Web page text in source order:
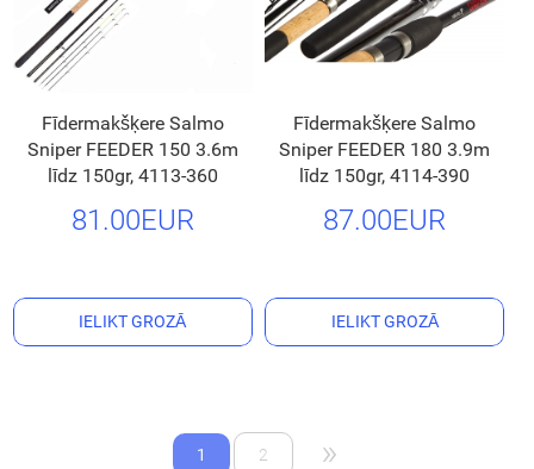
Fīdermakšķere Salmo
Sniper FEEDER 150 3.6m
līdz 150gr, 4113-360
81.00EUR
IELIKT GROZĀ
Fīdermakšķere Salmo
Sniper FEEDER 180 3.9m
līdz 150gr, 4114-390
87.00EUR
IELIKT GROZĀ
1 2 »